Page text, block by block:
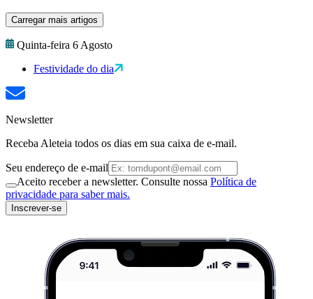
Carregar mais artigos
Quinta-feira 6 Agosto
Festividade do dia
Newsletter
Receba Aleteia todos os dias em sua caixa de e-mail.
Seu endereço de e-mail
Aceito receber a newsletter. Consulte nossa Política de
privacidade para saber mais.
Inscrever-se